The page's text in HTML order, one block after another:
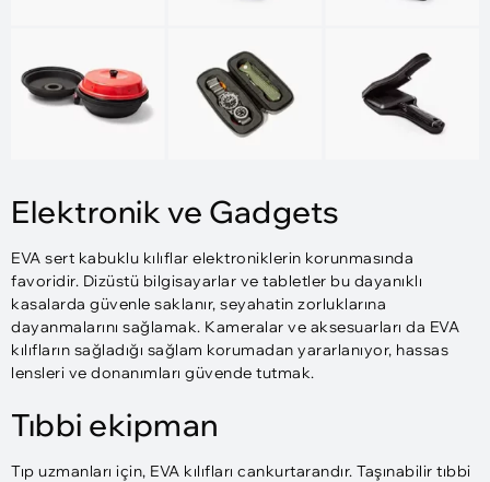
Elektronik ve Gadgets
EVA sert kabuklu kılıflar elektroniklerin korunmasında
favoridir. Dizüstü bilgisayarlar ve tabletler bu dayanıklı
kasalarda güvenle saklanır, seyahatin zorluklarına
dayanmalarını sağlamak. Kameralar ve aksesuarları da EVA
kılıfların sağladığı sağlam korumadan yararlanıyor, hassas
lensleri ve donanımları güvende tutmak.
Tıbbi ekipman
Tıp uzmanları için, EVA kılıfları cankurtarandır. Taşınabilir tıbbi